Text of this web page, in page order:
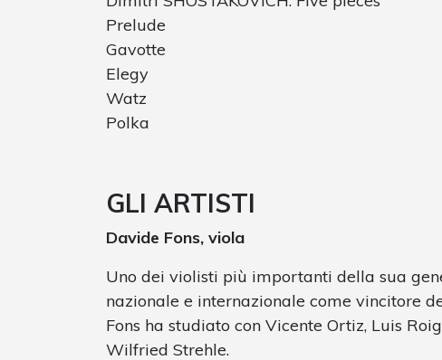
Prelude
Gavotte
Elegy
Watz
Polka
GLI ARTISTI
Davide Fons, viola
Uno dei violisti più importanti della sua
nazionale e internazionale come vincitore
Fons ha studiato con Vicente Ortiz, Luis
Wilfried Strehle.